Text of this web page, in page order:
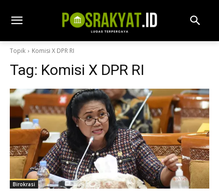
Topik Komisi X DPR RI
Tag: Komisi X DPR RI
Birokrasi